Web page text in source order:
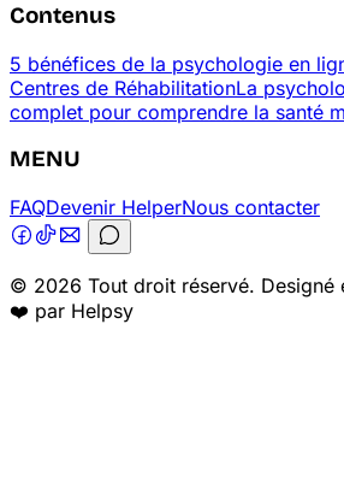
Contenus
5 bénéfices de la psychologie en
Centres de RéhabilitationLa
complet pour comprendre la santé
MENU
FAQDevenir HelperNous contacter
© 2026 Tout droit réservé. Designé
❤️ par Helpsy